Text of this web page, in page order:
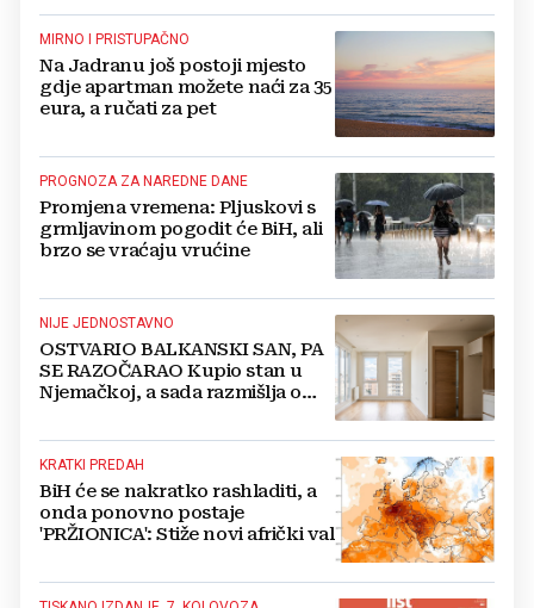
MIRNO I PRISTUPAČNO
Na Jadranu još postoji mjesto
gdje apartman možete naći za 35
eura, a ručati za pet
PROGNOZA ZA NAREDNE DANE
Promjena vremena: Pljuskovi s
grmljavinom pogodit će BiH, ali
brzo se vraćaju vrućine
NIJE JEDNOSTAVNO
OSTVARIO BALKANSKI SAN, PA
SE RAZOČARAO Kupio stan u
Njemačkoj, a sada razmišlja o
KRATKI PREDAH
BiH će se nakratko rashladiti, a
onda ponovno postaje
'PRŽIONICA': Stiže novi afrički val